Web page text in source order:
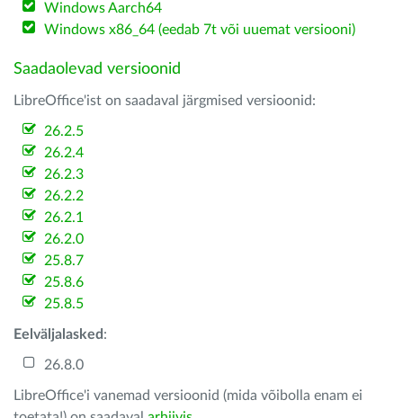
Windows Aarch64
Windows x86_64 (eedab 7t või uuemat versiooni)
Saadaolevad versioonid
LibreOffice'ist on saadaval järgmised versioonid:
26.2.5
26.2.4
26.2.3
26.2.2
26.2.1
26.2.0
25.8.7
25.8.6
25.8.5
Eelväljalasked :
26.8.0
LibreOffice'i vanemad versioonid (mida võibolla enam ei